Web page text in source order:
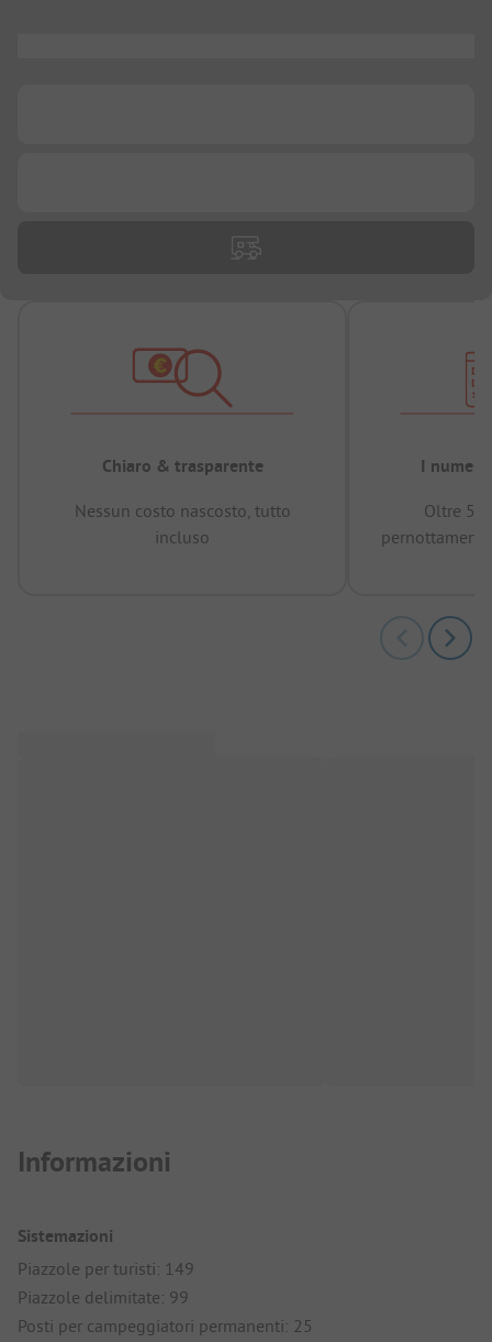
Chiaro & trasparente
Nessun costo nascosto, tutto
incluso
I numeri
Oltre
Informazioni
Sistemazioni
Piazzole per turisti: 149
Piazzole delimitate: 99
Posti per campeggiatori permanenti: 25